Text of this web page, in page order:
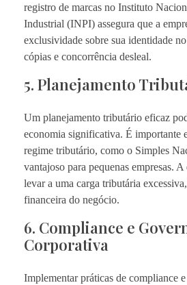
registro de marcas no Instituto
Industrial (INPI) assegura que a
exclusividade sobre sua identidade
cópias e concorrência desleal.
5. Planejamento
Um planejamento tributário eficaz
economia significativa. É importante
regime tributário, como o Simples
vantajoso para pequenas empresas.
levar a uma carga tributária
financeira do negócio.
6. Compliance e
Corporativa
Implementar práticas de compliance